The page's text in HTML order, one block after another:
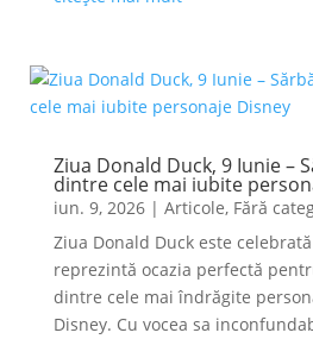
Ziua Donald Duck, 9 Iunie –
dintre cele mai iubite
iun. 9, 2026| Articole, Fără
Ziua Donald Duck este
reprezintă ocazia perfectă
dintre cele mai îndrăgite
Disney. Cu vocea sa